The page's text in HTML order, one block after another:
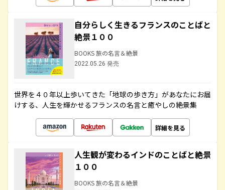
自分らしく生きるフランスのことばと
絶景１００
BOOKS 旅の名言＆絶景
2022.05.26 発売
世界を４０年以上歩いてきた「地球の歩き方」があなたにお届
けする、人生を輝かせるフランスの名言と癒やしの絶景集
詳細を見る
人生観が変わるインドのことばと絶景
１００
BOOKS 旅の名言＆絶景